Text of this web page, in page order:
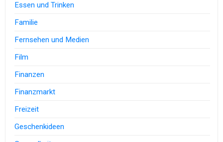
Essen und Trinken
Familie
Fernsehen und Medien
Film
Finanzen
Finanzmarkt
Freizeit
Geschenkideen